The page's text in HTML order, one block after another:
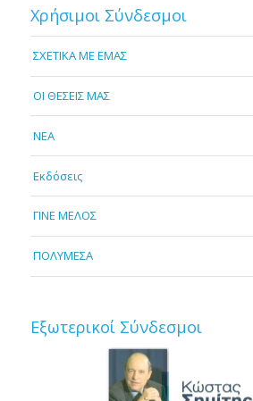
Χρήσιμοι Σύνδεσμοι
ΣΧΕΤΙΚΑ ΜΕ ΕΜΑΣ
OI ΘΕΣΕΙΣ ΜΑΣ
NEA
Εκδόσεις
ΓΙΝΕ ΜΕΛΟΣ
ΠΟΛΥΜΕΣΑ
Εξωτερικοί Σύνδεσμοι